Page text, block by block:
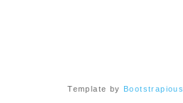
Template by Bootstrapious